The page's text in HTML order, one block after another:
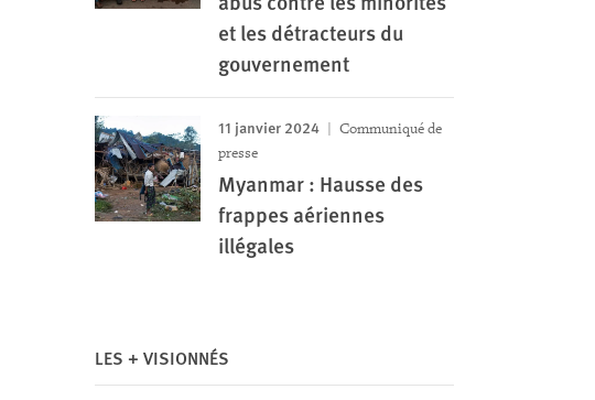
expand Image
et les détracteurs du
gouvernement
11 janvier 2024
Communiqué de
presse
Myanmar : Hausse des
frappes aériennes
illégales
LES + VISIONNÉS